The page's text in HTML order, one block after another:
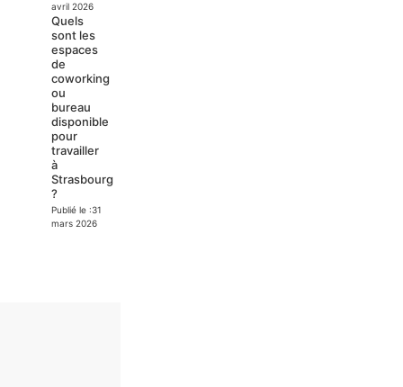
avril 2026
Quels
sont les
espaces
de
coworking
ou
bureau
disponible
pour
travailler
à
Strasbourg
?
Publié le :31
mars 2026